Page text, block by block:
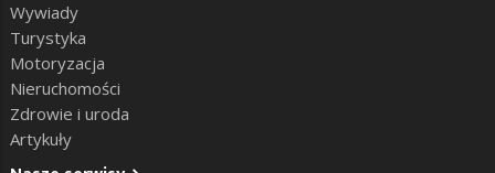
Wywiady
Turystyka
Motoryzacja
Nieruchomości
Zdrowie i uroda
Artykuły